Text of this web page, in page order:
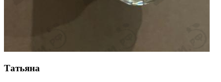
Татьяна